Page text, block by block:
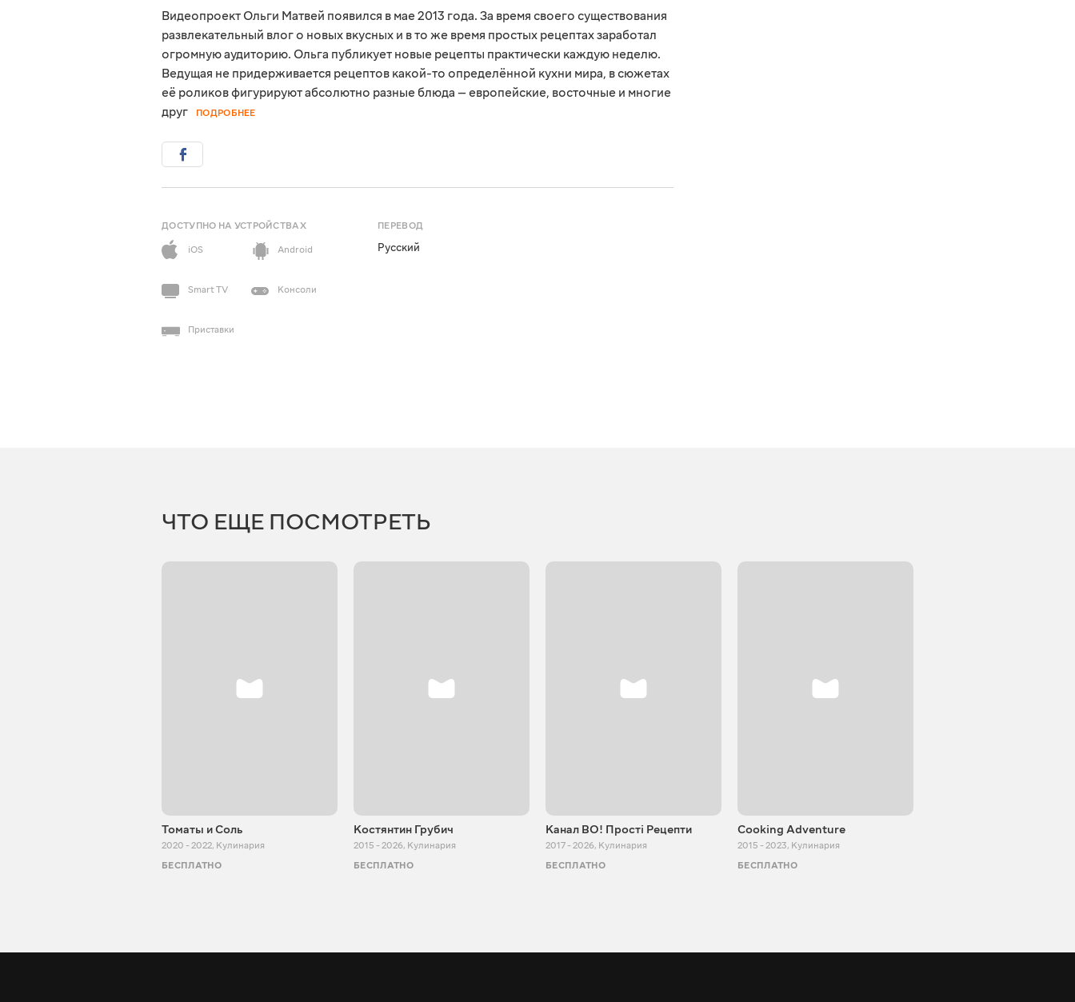
Видеопроект Ольги Матвей появился в мае 2013 года. За время своего существования
развлекательный влог о новых вкусных и в то же время простых рецептах заработал
огромную аудиторию. Ольга публикует новые рецепты практически каждую неделю.
Ведущая не придерживается рецептов какой-то определённой кухни мира, в сюжетах
её роликов фигурируют абсолютно разные блюда — европейские, восточные и многие
друг
ПОДРОБНЕЕ
ДОСТУПНО НА УСТРОЙСТВАХ
iOS
Android
Smart TV Консоли
Приставки
ПЕРЕВОД
Русский
ЧТО ЕЩЕ ПОСМОТРЕТЬ
Томаты и Соль
2020 - 2022, Кулинария
БЕСПЛАТНО
Костянтин Грубич
2015 - 2026, Кулинария
БЕСПЛАТНО
Канал ВО! Прості Рецепти
2017 - 2026, Кулинария
БЕСПЛАТНО
Cooking Adventure
2015 - 2023, Кулинария
БЕСПЛАТНО